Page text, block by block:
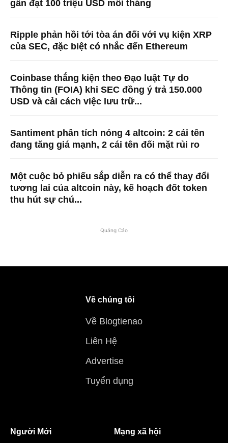
gần đạt 100 triệu USD mỗi tháng
Ripple phản hồi tới tòa án đối với vụ kiện XRP
của SEC, đặc biệt có nhắc đến Ethereum
Coinbase thắng kiện theo Đạo luật Tự do
Thông tin (FOIA) khi SEC đồng ý trả 150.000
USD và cải cách việc lưu trữ...
Santiment phân tích nóng 4 altcoin: 2 cái tên
đang tăng giá mạnh, 2 cái tên đối mặt rủi ro
Một cuộc bỏ phiếu sắp diễn ra có thể thay đổi
tương lai của altcoin này, kế hoạch đốt token
thu hút sự chú...
Quảng Cáo
Về chúng tôi
Về Blogtienao
Liên Hệ
Advertise
Tuyển dụng
Người Mới Mạng xã hội